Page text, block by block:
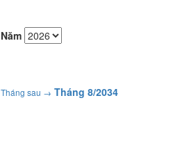
Năm
Tháng sau → Tháng 8/2034